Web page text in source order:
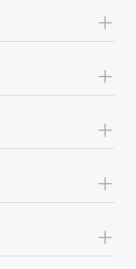
+
+
+
+
+